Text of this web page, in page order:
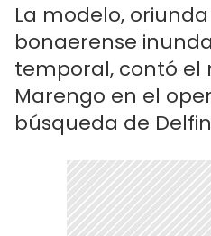
La modelo,
bonaerense
temporal, contó el
Marengo en el
búsqueda de